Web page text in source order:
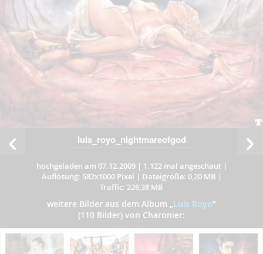
luis_royo_nightmareofgod
hochgeladen am 07.12.2009| 1.122 mal angeschaut|
Auflösung: 582x1000 Pixel | Dateigröße: 0,20 MB |
Traffic: 226,38 MB
weitere Bilder aus dem Album „Luis Royo”
(110 Bilder) von Charonier: